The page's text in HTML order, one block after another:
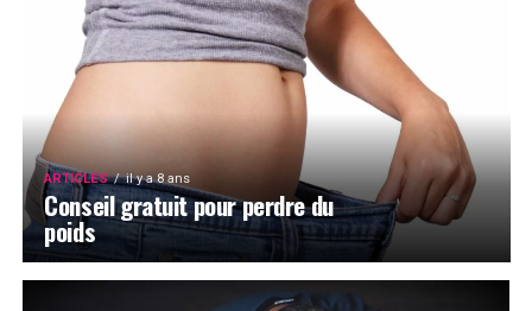
ARTICLES il y a 8 ans
Conseil gratuit pour perdre du
poids